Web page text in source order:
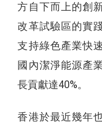
方自下而上的創
改革試驗區的實
支持綠色產業快
國內潔淨能源產
長貢獻達40%。
香港於最近幾年